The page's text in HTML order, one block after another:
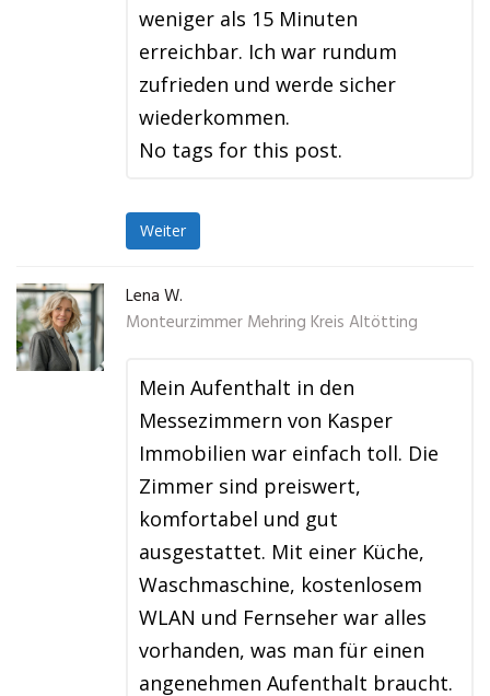
weniger als 15 Minuten
erreichbar. Ich war rundum
zufrieden und werde sicher
wiederkommen.
No tags for this post.
Weiter
Lena W.
Monteurzimmer Mehring Kreis Altötting
Mein Aufenthalt in den
Messezimmern von Kasper
Immobilien war einfach toll. Die
Zimmer sind preiswert,
komfortabel und gut
ausgestattet. Mit einer Küche,
Waschmaschine, kostenlosem
WLAN und Fernseher war alles
vorhanden, was man für einen
angenehmen Aufenthalt braucht.